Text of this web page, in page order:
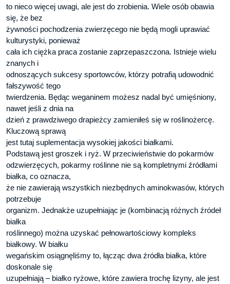
to nieco więcej uwagi, ale jest do zrobienia. Wiele osób obawia
się, że bez
żywności pochodzenia zwierzęcego nie będą mogli uprawiać
kulturystyki, ponieważ
cała ich ciężka praca zostanie zaprzepaszczona. Istnieje wielu
znanych i
odnoszących sukcesy sportowców, którzy potrafią udowodnić
fałszywość tego
twierdzenia. Będąc weganinem możesz nadal być umięśniony,
nawet jeśli z dnia na
dzień z prawdziwego drapieżcy zamieniłeś się w roślinożercę.
Kluczową sprawą
jest tutaj suplementacja wysokiej jakości białkami.
Podstawą jest groszek i ryż. W przeciwieństwie do pokarmów
odzwierzęcych, pokarmy roślinne nie są kompletnymi źródłami
białka, co oznacza,
że nie zawierają wszystkich niezbędnych aminokwasów, których
potrzebuje
organizm. Jednakże uzupełniając je (kombinacją różnych źródeł
białka
roślinnego) można uzyskać pełnowartościowy kompleks
białkowy. W białku
wegańskim osiągnęliśmy to, łącząc dwa źródła białka, które
doskonale się
uzupełniają – białko ryżowe, które zawiera trochę lizyny, ale jest